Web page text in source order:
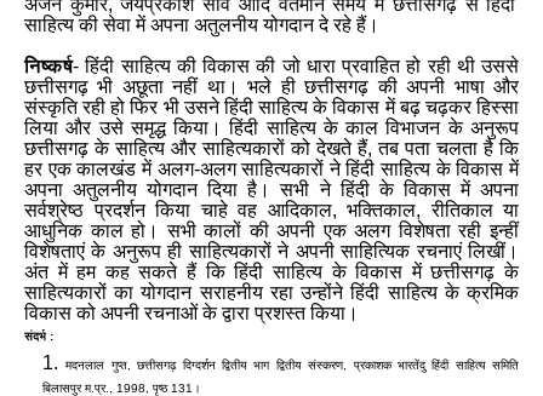
अंजन कुमार, जयप्रकाश साव आदि वर्तमान समय में छत्तीसगढ़ से हिंदी
साहित्य की सेवा में अपना अतुलनीय योगदान दे रहे हैं।
निष्कर्ष-हिंदी साहित्य की विकास की जो धारा प्रवाहित हो रही थी उससे
छत्तीसगढ़ भी अछूता नहीं था। भले ही छत्तीसगढ़ की अपनी भाषा और
संस्कृति रही हो फिर भी उसने हिंदी साहित्य के विकास में बढ़ चढ़कर हिस्सा
लिया और उसे समृद्ध किया। हिंदी साहित्य के काल विभाजन के अनुरूप
छत्तीसगढ़ के साहित्य और साहित्यकारों को देखते हैं, तब पता चलता है कि
हर एक कालखंड में अलग-अलग साहित्यकारों ने हिंदी साहित्य के विकास में
अपना अतुलनीय योगदान दिया है। सभी ने हिंदी के विकास में अपना
सर्वश्रेष्ठ प्रदर्शन किया चाहे वह आदिकाल, भक्तिकाल, रीतिकाल या
आधुनिक काल हो। सभी कालों की अपनी एक अलग विशेषता रही इन्हीं
विशेषताएं के अनुरूप ही साहित्यकारों ने अपनी साहित्यिक रचनाएं लिखीं।
अंत में हम कह सकते हैं कि हिंदी साहित्य के विकास में छत्तीसगढ़ के
साहित्यकारों का योगदान सराहनीय रहा उन्होंने हिंदी साहित्य के क्रमिक
विकास को अपनी रचनाओं के द्वारा प्रशस्त किया।
संदर्भ :
मदनलाल गुप्त,छत्तीसगढ़ दिग्दर्शन द्वितीय भाग द्वितीय संस्करण, प्रकाशक भारतेंदु हिंदी साहित्य समिति
बिलासपुर म.प्र., 1998 पृष्ठ 131।